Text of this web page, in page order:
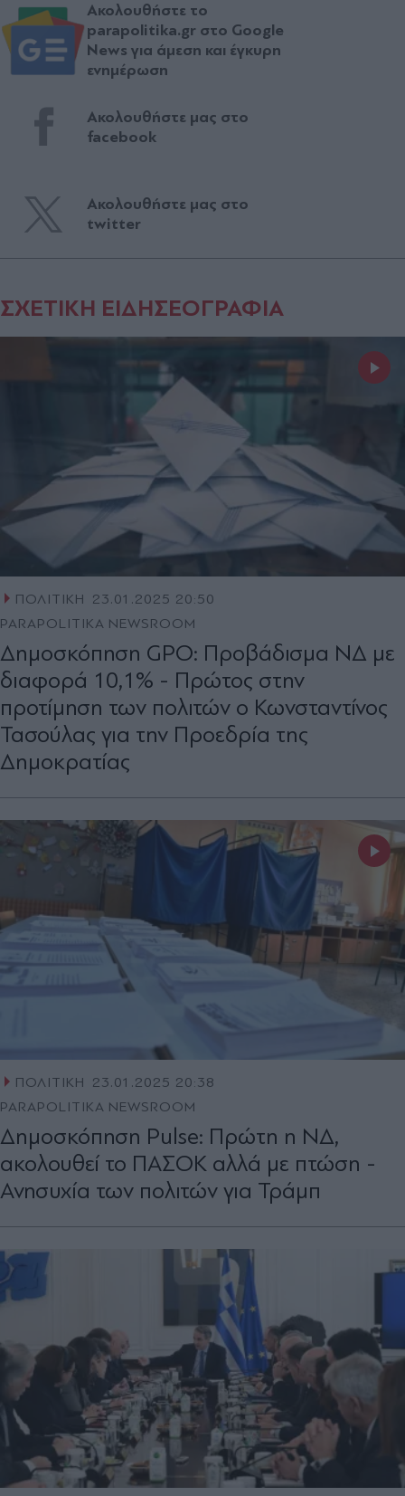
Ακολουθήστε το
parapolitika.gr στο Google
News για άμεση και έγκυρη
ενημέρωση
Ακολουθήστε μας στο
facebook
Ακολουθήστε μας στο
twitter
ΣΧΕΤΙΚΗ ΕΙΔΗΣΕΟΓΡΑΦΙΑ
ΠΟΛΙΤΙΚΗ
23.01.2025 20:50
PARAPOLITIKA NEWSROOM
Δημοσκόπηση GPO: Προβάδισμα ΝΔ με
διαφορά 10,1% - Πρώτος στην
προτίμηση των πολιτών ο Κωνσταντίνος
Τασούλας για την Προεδρία της
Δημοκρατίας
ΠΟΛΙΤΙΚΗ
23.01.2025 20:38
PARAPOLITIKA NEWSROOM
Δημοσκόπηση Pulse: Πρώτη η ΝΔ,
ακολουθεί το ΠΑΣΟΚ αλλά με πτώση -
Ανησυχία των πολιτών για Τράμπ